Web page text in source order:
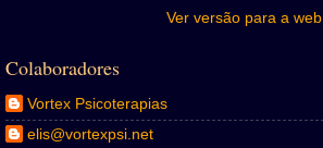
Ver versão para a web
Colaboradores
Vortex Psicoterapias
elis@vortexpsi.net